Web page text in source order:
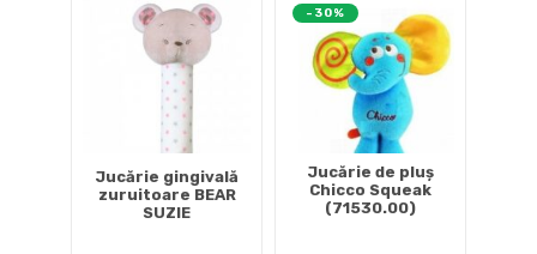
Jucărie gingivală
zuruitoare BEAR
SUZIE
-30%
Jucărie de pluș
Chicco Squeak
(71530.00)